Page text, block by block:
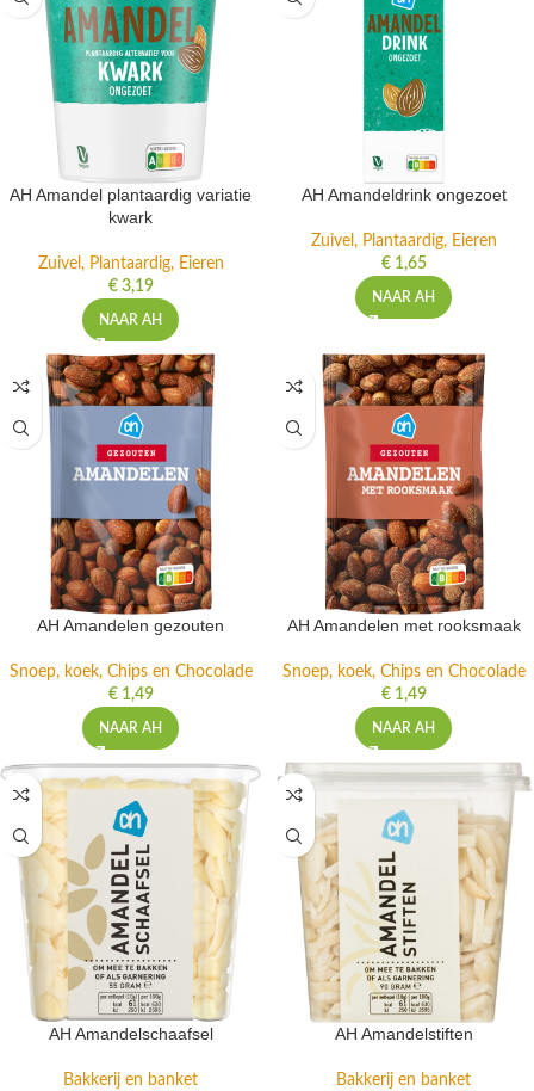
AH Amandel plantaardig variatie
kwark
Zuivel, Plantaardig, Eieren
€3,19
NAAR AH
AH Amandeldrink ongezoet
Zuivel, Plantaardig, Eieren
€1,65
NAAR AH
AH Amandelen gezouten
Snoep, koek, Chips en Chocolade
€1,49
NAAR AH
AH Amandelen met rooksmaak
Snoep, koek, Chips en Chocolade
€1,49
NAAR AH
AH Amandelschaafsel
Bakkerij en banket
AH Amandelstiften
Bakkerij en banket